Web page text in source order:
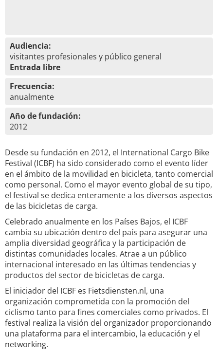
Audiencia:
visitantes profesionales y público general
Entrada libre
Frecuencia:
anualmente
Año de fundación:
2012
Desde su fundación en 2012, el International Cargo Bike
Festival (ICBF) ha sido considerado como el evento líder
en el ámbito de la movilidad en bicicleta, tanto comercial
como personal. Como el mayor evento global de su tipo,
el festival se dedica enteramente a los diversos aspectos
de las bicicletas de carga.
Celebrado anualmente en los Países Bajos, el ICBF
cambia su ubicación dentro del país para asegurar una
amplia diversidad geográfica y la participación de
distintas comunidades locales. Atrae a un público
internacional interesado en las últimas tendencias y
productos del sector de bicicletas de carga.
El iniciador del ICBF es Fietsdiensten.nl, una
organización comprometida con la promoción del
ciclismo tanto para fines comerciales como privados. El
festival realiza la visión del organizador proporcionando
una plataforma para el intercambio, la educación y el
networking.